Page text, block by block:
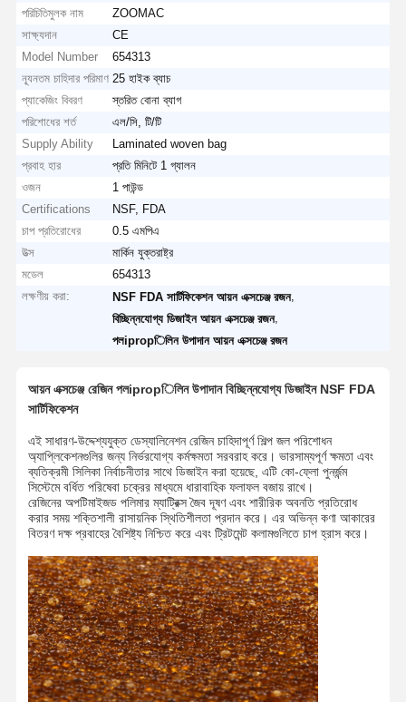
পরিচিতিমুলক নাম
ZOOMAC
সাক্ষ্যদান
CE
Model Number
654313
ন্যূনতম চাহিদার পরিমাণ 25 হাইক ব্যাচ
প্যাকেজিং বিবরণ
স্তরিত বোনা ব্যাগ
পরিশোধের শর্ত
এল/সি, টি/টি
Supply Ability
Laminated woven bag
প্রবাহ হার
প্রতি মিনিটে 1 গ্যালন
ওজন
1 পাউন্ড
Certifications
NSF, FDA
চাপ প্রতিরোধের
0.5 এমপিএ
উত্স
মার্কিন যুক্তরাষ্ট্র
মডেল
654313
লক্ষণীয় করা:
NSF FDA সার্টিফিকেশন আয়ন এক্সচেঞ্জ রজন,
বিচ্ছিন্নযোগ্য ডিজাইন আয়ন এক্সচেঞ্জ রজন,
পলipropিলিন উপাদান আয়ন এক্সচেঞ্জ রজন
আয়ন এক্সচেঞ্জ রেজিন পলipropিলিন উপাদান বিচ্ছিন্নযোগ্য ডিজাইন NSF FDA
সার্টিফিকেশন
এই সাধারণ-উদ্দেশ্যযুক্ত ডেস্যালিনেশন রেজিন চাহিদাপূর্ণ শিল্প জল পরিশোধন
অ্যাপ্লিকেশনগুলির জন্য নির্ভরযোগ্য কর্মক্ষমতা সরবরাহ করে। ভারসাম্যপূর্ণ ক্ষমতা এবং
ব্যতিক্রমী সিলিকা নির্বাচনীতার সাথে ডিজাইন করা হয়েছে, এটি কো-ফ্লো পুনর্জন্ম
সিস্টেমে বর্ধিত পরিষেবা চক্রের মাধ্যমে ধারাবাহিক ফলাফল বজায় রাখে।
রেজিনের অপটিমাইজড পলিমার ম্যাট্রিক্স জৈব দূষণ এবং শারীরিক অবনতি প্রতিরোধ
করার সময় শক্তিশালী রাসায়নিক স্থিতিশীলতা প্রদান করে। এর অভিন্ন কণা আকারের
বিতরণ দক্ষ প্রবাহের বৈশিষ্ট্য নিশ্চিত করে এবং ট্রিটমেন্ট কলামগুলিতে চাপ হ্রাস করে।